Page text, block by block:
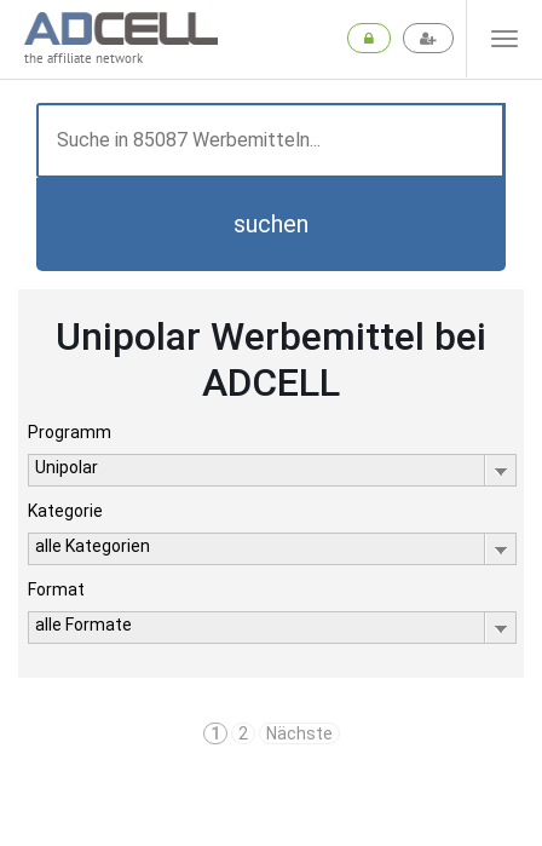
the affiliate network
suchen
Unipolar Werbemittel bei
ADCELL
Programm
Unipolar
Kategorie
alle Kategorien
Format
alle Formate
1 2 Nächste